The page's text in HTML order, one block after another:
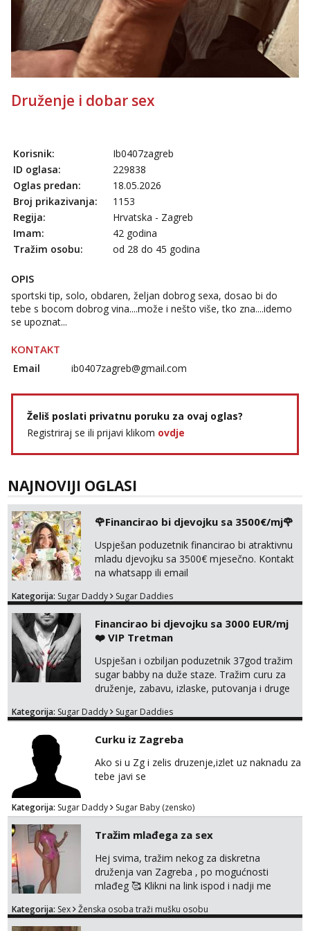
Druženje i dobar sex
Korisnik:
Ib0407zagreb
ID oglasa:
229838
Oglas predan:
18.05.2026
Broj prikazivanja:
1153
Regija:
Hrvatska - Zagreb
Imam:
42 godina
Tražim osobu:
od 28 do 45 godina
OPIS
sportski tip, solo, obdaren, željan dobrog sexa, dosao bi do
tebe s bocom dobrog vina....može i nešto više, tko zna....idemo
se upoznat...
KONTAKT
Email ib0407zagreb@gmail.com
Želiš poslati privatnu poruku za ovaj oglas?
Registriraj se ili prijavi klikom ovdje
NAJNOVIJI OGLASI
🌹Financirao bi djevojku sa 3500€/mj🌹
Uspješan poduzetnik financirao bi atraktivnu
mladu djevojku sa 3500€ mjesečno. Kontakt
na whatsapp ili email
Kategorija: Sugar Daddy Sugar Daddies
Financirao bi djevojku sa 3000 EUR/mj
❤️ VIP Tretman
Uspješan i ozbiljan poduzetnik 37god tražim
sugar babby na duže staze. Tražim curu za
druženje, zabavu, izlaske, putovanja i druge
otvorena, komunikativna, zgodna i atraktivna
markodalic37@gmail.com
Kategorija: Sugar Daddy Sugar Daddies
Curku iz Zagreba
Ako si u Zg i zelis druzenje,izlet uz naknadu za
tebe javi se
Kategorija: Sugar Daddy Sugar Baby (zensko)
Tražim mlađega za sex
Hej svima, tražim nekog za diskretna
druženja van Zagreba , po mogućnosti
mlađeg 🥰 Klikni na link ispod i nadji me
Kategorija: Sex Ženska osoba traži mušku osobu